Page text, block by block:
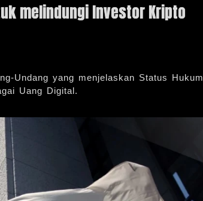
melindungi Investor Kripto
Undang yang menjelaskan Status Hukum
Uang Digital.